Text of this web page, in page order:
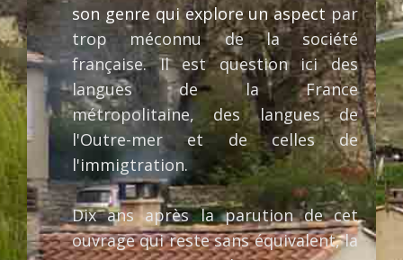
son genre qui explore un aspectpar
trop méconnu de la société
française. Il est question ici des
langues de la France
métropolitaine, des langues de
l'Outre-mer et de celles de
l'immigtration.
Dix ans après la parution de cet
ouvrage qui reste sans équivalent,la